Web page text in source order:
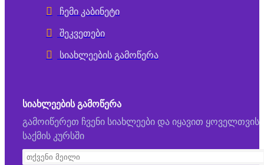
ჩემი კაბინეტი
შეკვეთები
სიახლეების გამოწერა
ᲡᲘᲐᲮᲚᲔᲔᲑᲘᲡ ᲒᲐᲛᲝᲬᲔᲠᲐ
გამოიწერეთ ჩვენი სიახლეები და იყავით ყოველთვის
საქმის კურსში